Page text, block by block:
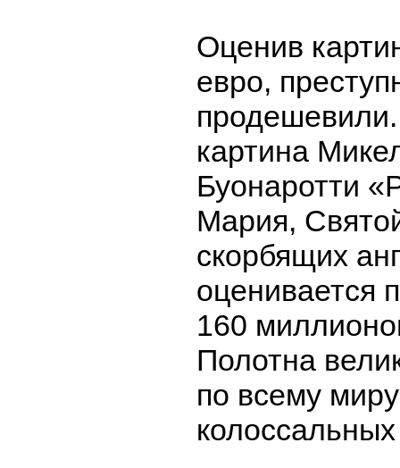
Оценив
евро,
картина
Буонаротти
Мария,
скорбящих
оценивается
160
Полотна
по всему
колоссальных